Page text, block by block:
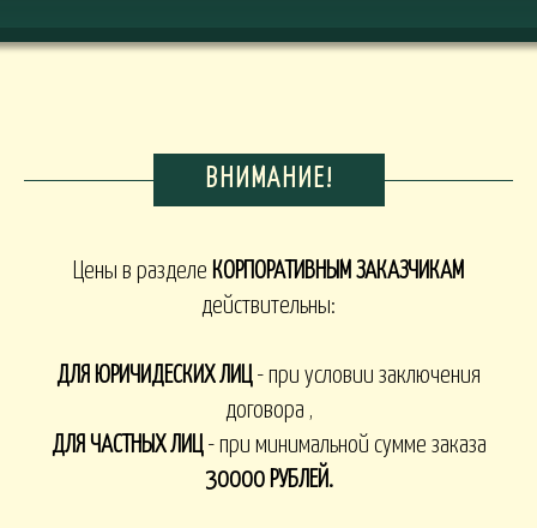
ВНИМАНИЕ!
Цены в разделе КОРПОРАТИВНЫМ ЗАКАЗЧИКАМ
действительны:
ДЛЯ ЮРИЧИДЕСКИХ ЛИЦ- при условии заключения
договора ,
ДЛЯ ЧАСТНЫХ ЛИЦ- при минимальной сумме заказа
30000 РУБЛЕЙ.